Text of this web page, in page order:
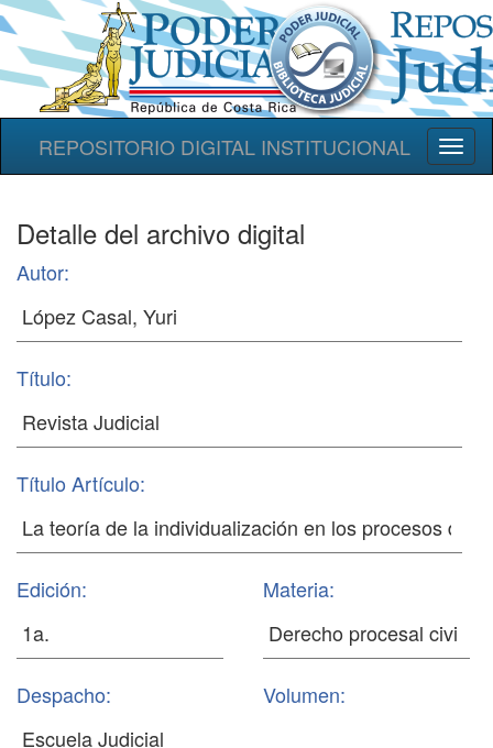
REPOSITORIO DIGITAL INSTITUCIONAL
Detalle del archivo digital
Autor:
Título:
Título Artículo:
Edición: Materia:
Despacho: Volumen: